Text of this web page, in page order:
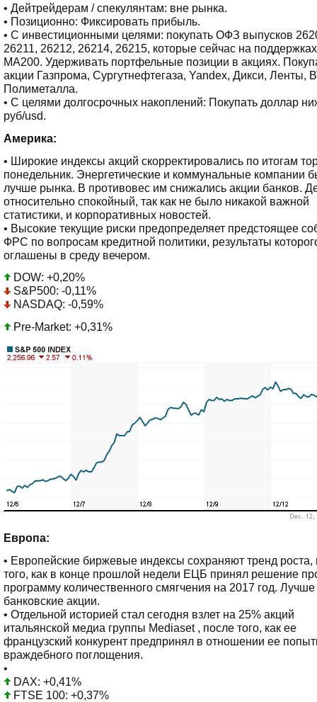
• Дейтрейдерам / спекулянтам: вне рынка.
• Позиционно: Фиксировать прибыль.
• С инвестиционными целями: покупать ОФЗ выпусков
26211, 26212, 26214, 26215, которые сейчас на
МА200. Удерживать портфельные позиции в акциях.
акции Газпрома, Сургутнефтегаза, Yandex, Дикси, Ленты,
Полиметалла.
• С целями долгосрочных накоплений: Покупать доллар
руб/usd.
Америка:
• Широкие индексы акций скорректировались по итогам
понедельник. Энергетические и коммунальные компании
лучше рынка. В противовес им снижались акции банков.
относительно спокойный, так как не было никакой важной
статистики, и корпоративных новостей.
• Высокие текущие риски предопределяет предстоящее
ФРС по вопросам кредитной политики, результаты
оглашены в среду вечером.
DOW: +0,20%
S&P500: -0,11%
NASDAQ: -0,59%
Pre-Market: +0,31%
Европа:
• Европейские биржевые индексы сохраняют тренд роста,
того, как в конце прошлой недели ЕЦБ принял решение
программу количественного смягчения на 2017 год.
банковские акции.
• Отдельной историей стал сегодня взлет на 25% акций
итальянской медиа группы Mediaset , после того, как ее
французский конкурент предпринял в отношении ее
враждебного поглощения.
•
DAX: +0,41%
FTSE 100: +0,37%